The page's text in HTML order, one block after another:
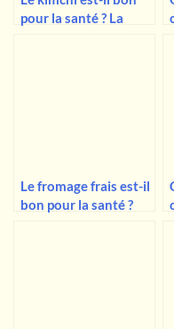
pour la santé ? La
Le fromage frais est-il
bon pour la santé ?